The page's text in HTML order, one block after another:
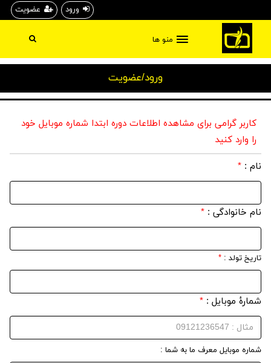
عضویت ورود
منو ها
ورود/عضویت
کاربر گرامی برای مشاهده اطلاعات دوره ابتدا شماره موبایل خود
را وارد کنید
نام : *
نام خانوادگی : *
تاریخ تولد : *
شمارهٔ موبایل : *
شماره موبایل معرف ما به شما :